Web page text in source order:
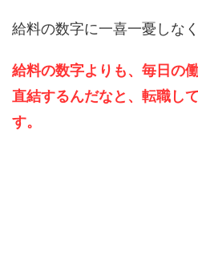
給料の数字に一喜一憂しな
給料の数字よりも、毎日の
直結するんだなと、転職し
す。